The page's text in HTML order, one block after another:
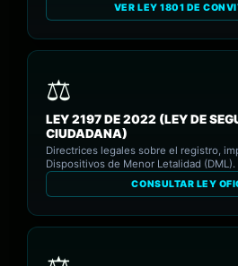
VER LEY 1801 DE
LEY 2197 DE 2022 (LEY DE
CIUDADANA)
Directrices legales sobre el registro,
Dispositivos de Menor Letalidad (DML).
CONSULTAR LEY